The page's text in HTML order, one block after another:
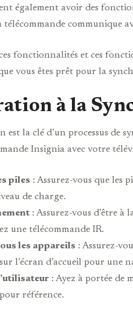
également avoir des
télécommande communique
fonctionnalités et ces
vous êtes prêt pour la
à la
est la clé d’un processus de
Insignia avec votre
piles : Assurez-vous que les
de charge.
: Assurez-vous d’être
une télécommande IR.
les appareils : Assurez-
l’écran d’accueil pour une
: Ayez à portée de
référence.